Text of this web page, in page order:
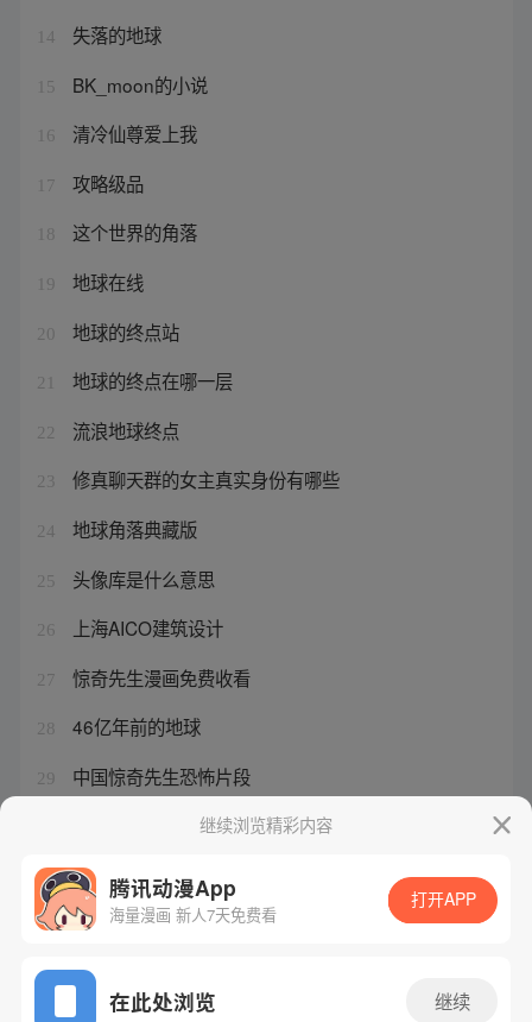
14 失落的地球
15 BK_moon的小说
16 清冷仙尊爱上我
17 攻略级品
18 这个世界的角落
19 地球在线
20 地球的终点站
21 地球的终点在哪一层
22 流浪地球终点
23 修真聊天群的女主真实身份有哪些
24 地球角落典藏版
25 头像库是什么意思
26 上海AICO建筑设计
27 惊奇先生漫画免费收看
28 46亿年前的地球
29 中国惊奇先生恐怖片段
太阳变成红巨星地球会怎么样
继续浏览精彩内容
腾讯动漫App
海量漫画 新人7天免费看
打开APP
在此处浏览 继续
网站备案/许可证号：粤B2-20090059-5